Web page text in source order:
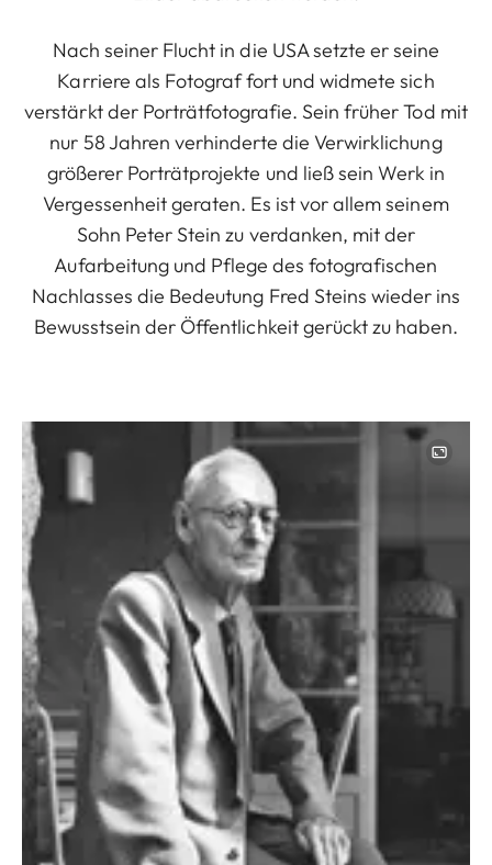
Nach seiner Flucht in die USA setzte er seine
Karriere als Fotograf fort und widmete sich
verstärkt der Porträtfotografie. Sein früher Tod mit
nur 58 Jahren verhinderte die Verwirklichung
größerer Porträtprojekte und ließ sein Werk in
Vergessenheit geraten. Es ist vor allem seinem
Sohn Peter Stein zu verdanken, mit der
Aufarbeitung und Pflege des fotografischen
Nachlasses die Bedeutung Fred Steins wieder ins
Bewusstsein der Öffentlichkeit gerückt zu haben.